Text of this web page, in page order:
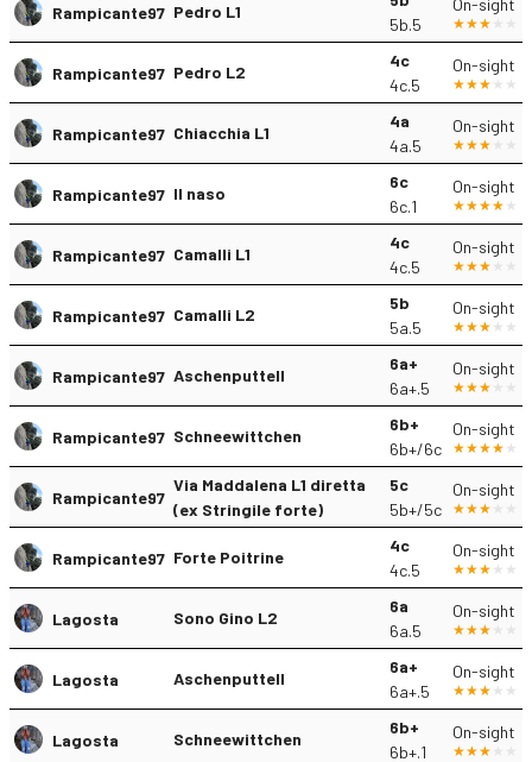
Rampicante97 Pedro L1
5b.5
On-sight
Rampicante97 Pedro L2
4c
4c.5
On-sight
Rampicante97 Chiacchia L1
4a
4a.5
On-sight
Rampicante97 Il naso
6c
6c.1
On-sight
Rampicante97 Camalli L1
4c
4c.5
On-sight
Rampicante97 Camalli L2
5b
5a.5
On-sight
Rampicante97 Aschenputtell
6a+
6a+.5
On-sight
Rampicante97 Schneewittchen
6b+
6b+/6c
On-sight
Rampicante97
Via Maddalena L1 diretta
(ex Stringile forte)
5c
5b+/5c
On-sight
Rampicante97 Forte Poitrine
4c
4c.5
On-sight
Lagosta Sono Gino L2
6a
6a.5
On-sight
Lagosta Aschenputtell
6a+
6a+.5
On-sight
Lagosta Schneewittchen
6b+
6b+.1
On-sight